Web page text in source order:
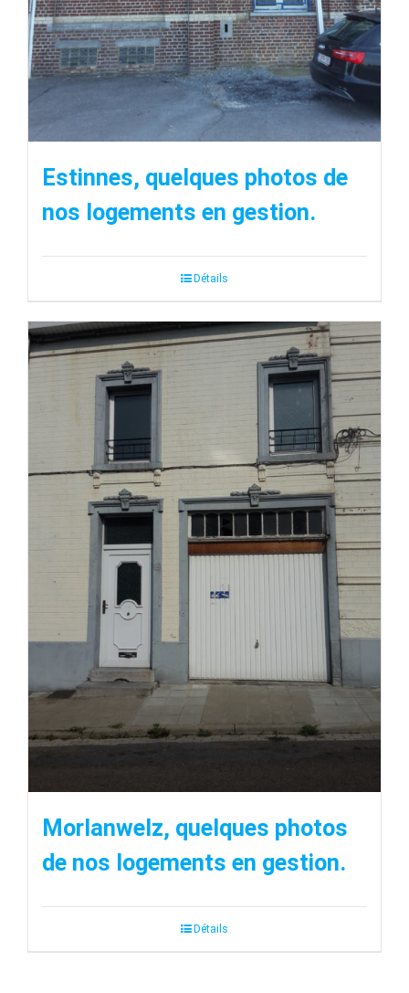
Estinnes, quelques photos de
nos logements en gestion.
Détails
Morlanwelz, quelques photos
de nos logements en gestion.
Détails